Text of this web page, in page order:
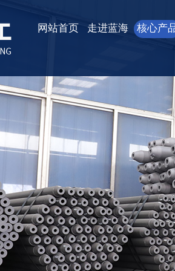
网站首页 走进蓝海 核心产